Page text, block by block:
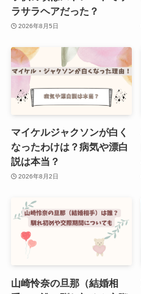
ラサラヘアだった？
2026年8月5日
マイケルジャクソンが白く
なったわけは？病気や漂白
説は本当？
2026年8月2日
山崎怜奈の旦那（結婚相